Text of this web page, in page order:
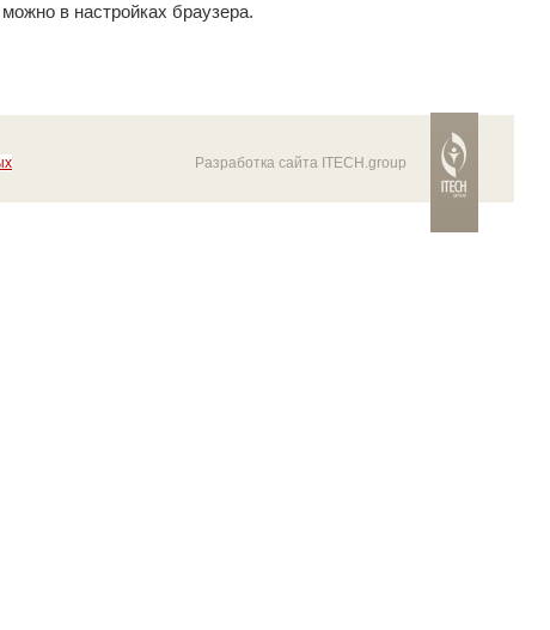
в настройках браузера.
Разработка сайта ITECH.group